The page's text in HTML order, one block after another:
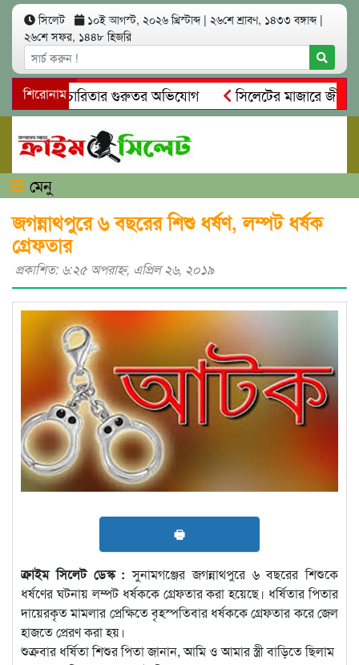
সিলেট ১০ই আগস্ট, ২০২৬ খ্রিস্টাব্দ | ২৬শে শ্রাবণ, ১৪৩৩ বঙ্গাব্দ |
২৬শে সফর, ১৪৪৮ হিজরি
শিরোনাম
ও স্বেচ্ছাচারিতার গুরুতর অভিযোগ
সিলেটের মাজারে
দলিল ফাঁস
গোয়াইনঘাটে প্রেমের ফাঁদে তরুণী পাচার:
মেনু
জগন্নাথপুরে ৬ বছরের শিশু ধর্ষণ, লম্পট ধর্ষক
গ্রেফতার
প্রকাশিত: ৬:২৫ অপরাহ্ণ, এপ্রিল ২৬, ২০১৯
🖶
ক্রাইম সিলেট ডেস্ক : সুনামগঞ্জের জগন্নাথপুরে ৬ বছরের শিশুকে
ধর্ষণের ঘটনায় লম্পট ধর্ষককে গ্রেফতার করা হয়েছে। ধর্ষিতার পিতার
দায়েরকৃত মামলার প্রেক্ষিতে বৃহস্পতিবার ধর্ষককে গ্রেফতার করে জেল
হাজতে প্রেরণ করা হয়।
শুক্রবার ধর্ষিতা শিশুর পিতা জানান, আমি ও আমার স্ত্রী বাড়িতে ছিলাম